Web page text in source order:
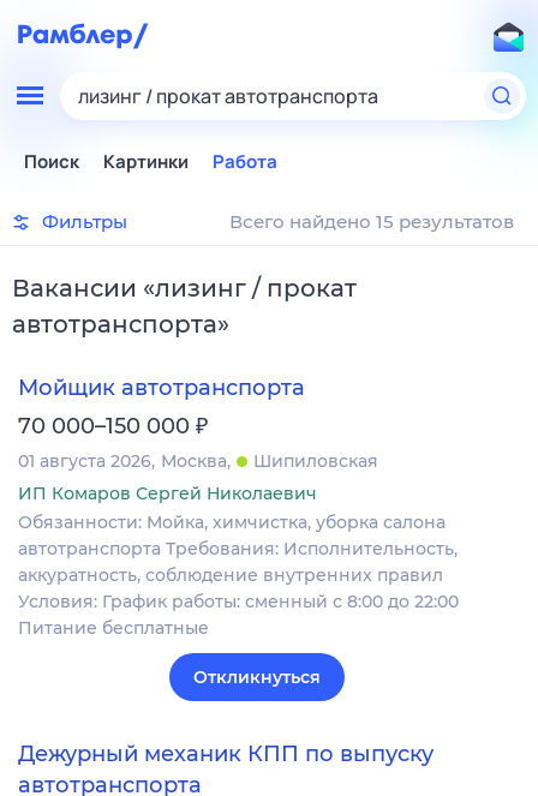
лизинг / прокат автотранспорта
Поиск Картинки Работа
Фильтры Всего найдено 15 результатов
Вакансии «лизинг / прокат
автотранспорта»
Мойщик автотранспорта
70 000–150 000 ₽
01 августа 2026 Москва
Шипиловская
ИП Комаров Сергей Николаевич
Обязанности: Мойка, химчистка, уборка салона
автотранспорта Требования: Исполнительность,
аккуратность, соблюдение внутренних правил
Условия: График работы: сменный с 8:00 до 22:00
Питание бесплатные
Откликнуться
Дежурный механик КПП по выпуску
автотранспорта